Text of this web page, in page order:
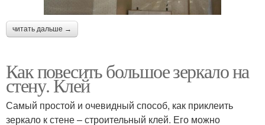
читать дальше →
Как повесить большое зеркало на
стену. Клей
Самый простой и очевидный способ, как приклеить
зеркало к стене – строительный клей. Его можно